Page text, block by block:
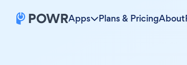
Apps Plans & PricingAbout